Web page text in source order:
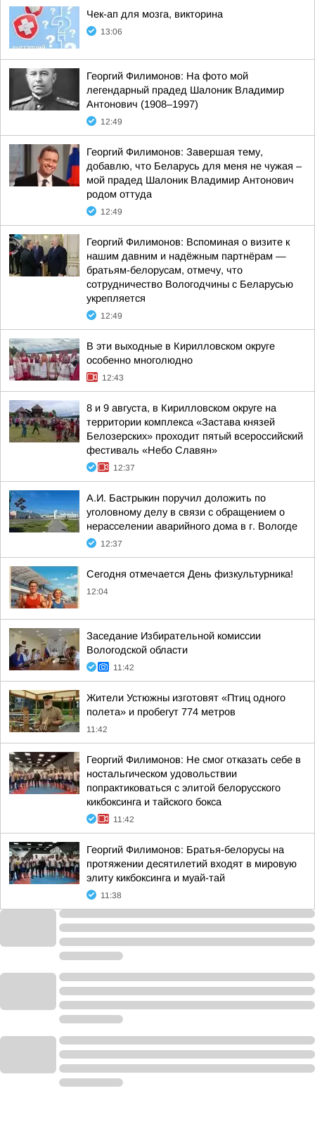
Чек-ап для мозга, викторина
13:06
Георгий Филимонов: На фото мой
легендарный прадед Шалоник Владимир
Антонович (1908–1997)
12:49
Георгий Филимонов: Завершая тему,
добавлю, что Беларусь для меня не чужая –
мой прадед Шалоник Владимир Антонович
родом оттуда
12:49
Георгий Филимонов: Вспоминая о визите к
нашим давним и надёжным партнёрам —
братьям-белорусам, отмечу, что
сотрудничество Вологодчины с Беларусью
укрепляется
12:49
В эти выходные в Кирилловском округе
особенно многолюдно
12:43
8 и 9 августа, в Кирилловском округе на
территории комплекса «Застава князей
Белозерских» проходит пятый всероссийский
фестиваль «Небо Славян»
12:37
А.И. Бастрыкин поручил доложить по
уголовному делу в связи с обращением о
нерасселении аварийного дома в г. Вологде
12:37
Сегодня отмечается День физкультурника!
12:04
Заседание Избирательной комиссии
Вологодской области
11:42
Жители Устюжны изготовят «Птиц одного
полета» и пробегут 774 метров
11:42
Георгий Филимонов: Не смог отказать себе в
ностальгическом удовольствии
попрактиковаться с элитой белорусского
кикбоксинга и тайского бокса
11:42
Георгий Филимонов: Братья-белорусы на
протяжении десятилетий входят в мировую
элиту кикбоксинга и муай-тай
11:38